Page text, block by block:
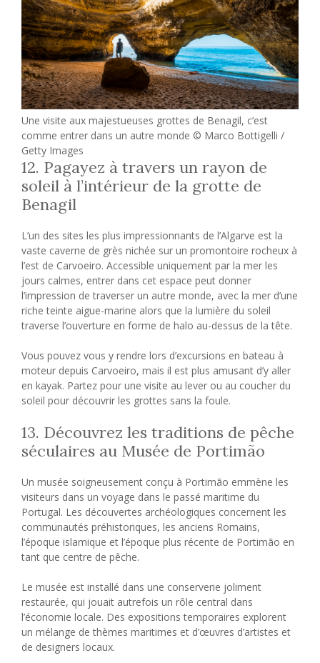
Une visite aux majestueuses grottes de Benagil, c’est
comme entrer dans un autre monde © Marco Bottigelli /
Getty Images
12. Pagayez à travers un rayon de
soleil à l’intérieur de la grotte de
Benagil
L’un des sites les plus impressionnants de l’Algarve est la
vaste caverne de grès nichée sur un promontoire rocheux à
l’est de Carvoeiro. Accessible uniquement par la mer les
jours calmes, entrer dans cet espace peut donner
l’impression de traverser un autre monde, avec la mer d’une
riche teinte aigue-marine alors que la lumière du soleil
traverse l’ouverture en forme de halo au-dessus de la tête.
Vous pouvez vous y rendre lors d’excursions en bateau à
moteur depuis Carvoeiro, mais il est plus amusant d’y aller
en kayak. Partez pour une visite au lever ou au coucher du
soleil pour découvrir les grottes sans la foule.
13. Découvrez les traditions de pêche
séculaires au Musée de Portimão
Un musée soigneusement conçu à Portimão emmène les
visiteurs dans un voyage dans le passé maritime du
Portugal. Les découvertes archéologiques concernent les
communautés préhistoriques, les anciens Romains,
l’époque islamique et l’époque plus récente de Portimão en
tant que centre de pêche.
Le musée est installé dans une conserverie joliment
restaurée, qui jouait autrefois un rôle central dans
l’économie locale. Des expositions temporaires explorent
un mélange de thèmes maritimes et d’œuvres d’artistes et
de designers locaux.